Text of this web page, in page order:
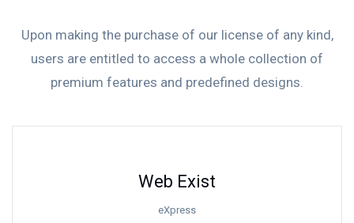
Upon making the purchase of our license of any kind,
users are entitled to access a whole collection of
premium features and predefined designs.
Web Exist
eXpress